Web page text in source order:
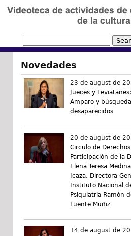
Novedades
23 de august de
Jueces y
Amparo y
desaparecidos
20 de august de
Circulo de
Participación de la
Elena Teresa
Icaza, Directora
Instituto Nacional
Psiquiatría Ramón
Fuente Muñiz
14 de august de